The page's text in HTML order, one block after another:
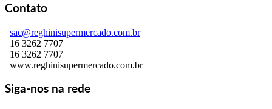
Contato
sac@reghinisupermercado.com.br
16 3262 7707
16 3262 7707
www.reghinisupermercado.com.br
Siga-nos na rede